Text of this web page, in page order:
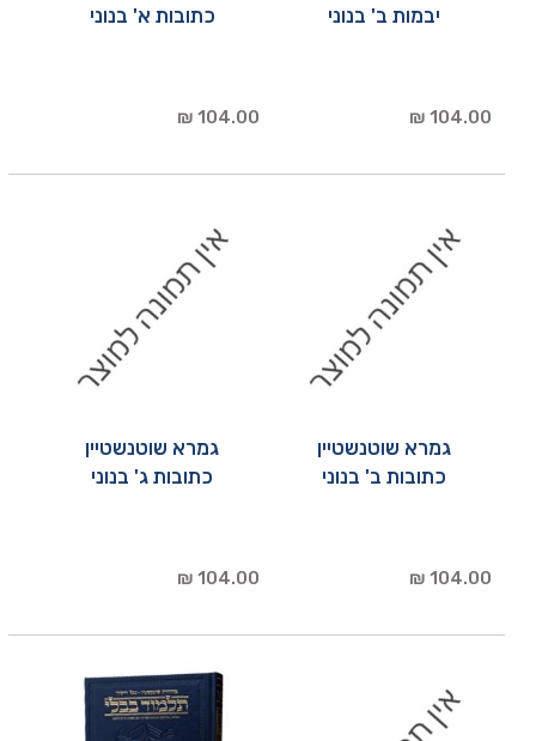
יבמות ב' בנוני
104.00 ₪
כתובות א' בנוני
104.00 ₪
גמרא שוטנשטיין
כתובות ב' בנוני
104.00 ₪
גמרא שוטנשטיין
כתובות ג' בנוני
104.00 ₪